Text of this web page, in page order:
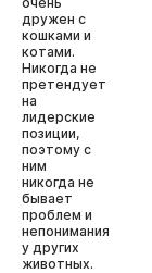
дружен с
кошками и
котами.
Никогда не
претендует
на
лидерские
позиции,
поэтому с
ним
никогда не
бывает
проблем и
непонимания
у других
животных.